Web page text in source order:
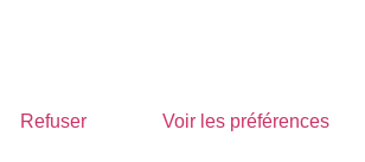
Refuser Voir les préférences